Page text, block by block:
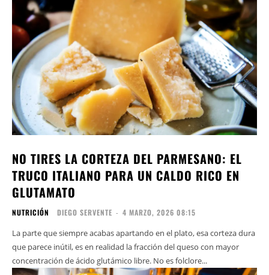
NO TIRES LA CORTEZA DEL PARMESANO: EL
TRUCO ITALIANO PARA UN CALDO RICO EN
GLUTAMATO
NUTRICIÓN DIEGO SERVENTE - 4 MARZO, 2026 08:15
La parte que siempre acabas apartando en el plato, esa corteza dura
que parece inútil, es en realidad la fracción del queso con mayor
concentración de ácido glutámico libre. No es folclore...